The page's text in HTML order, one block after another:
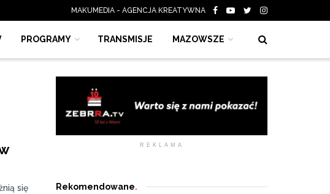
MAKUMEDIA - AGENCJA KREATYWNA
PROGRAMY TRANSMISJE MAZOWSZE
się
REKLAMA
Rekomendowane.